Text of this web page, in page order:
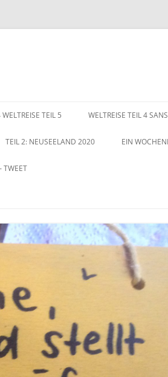
TEIL 5 WELTREISE TEIL 4
TEIL 2: NEUSEELAND 2020 EIN
TWEET